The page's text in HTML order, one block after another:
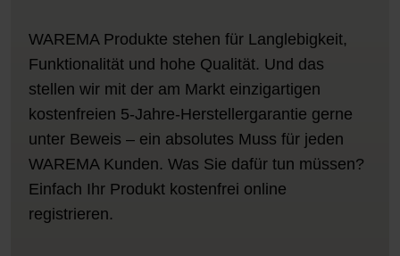
WAREMA Produkte stehen für Langlebigkeit,
Funktionalität und hohe Qualität. Und das
stellen wir mit der am Markt einzigartigen
kostenfreien 5-Jahre-Herstellergarantie gerne
unter Beweis – ein absolutes Muss für jeden
WAREMA Kunden. Was Sie dafür tun müssen?
Einfach Ihr Produkt kostenfrei online
registrieren.